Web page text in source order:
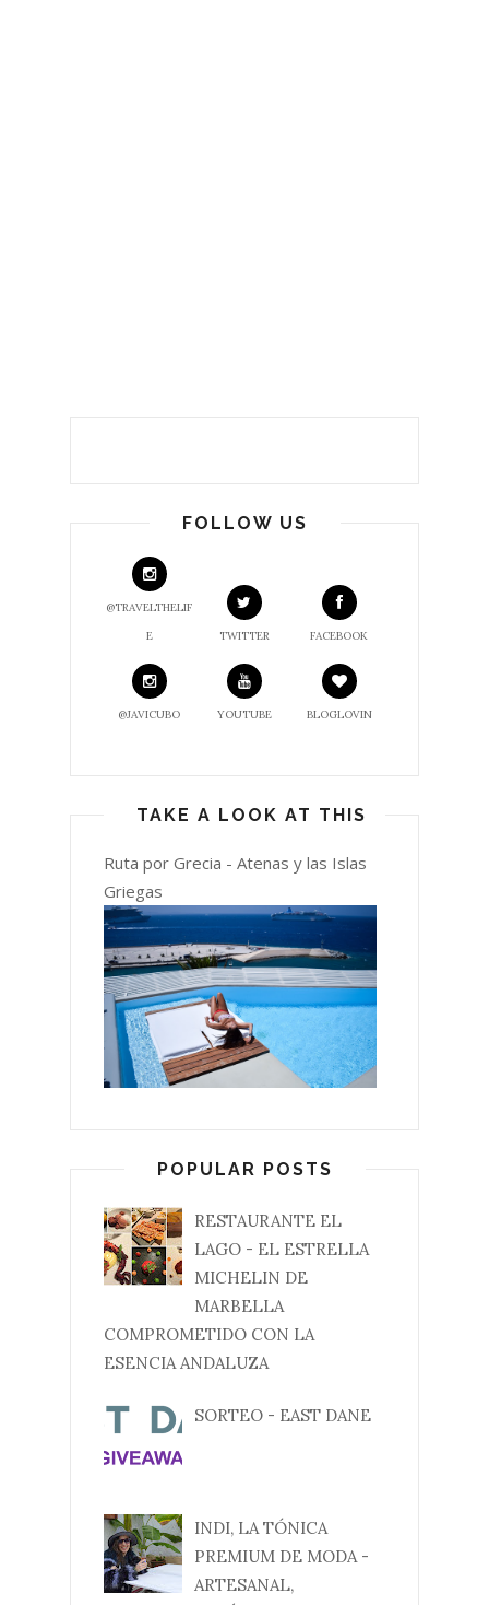
FOLLOW US
@TRAVELTHELIF
E
TWITTER FACEBOOK
@JAVICUBO YOUTUBE BLOGLOVIN
TAKE A LOOK AT THIS
Ruta por Grecia - Atenas y las Islas
Griegas
POPULAR POSTS
RESTAURANTE EL
LAGO - EL ESTRELLA
MICHELIN DE
MARBELLA
COMPROMETIDO CON LA
ESENCIA ANDALUZA
SORTEO - EAST DANE
INDI, LA TÓNICA
PREMIUM DE MODA -
ARTESANAL,